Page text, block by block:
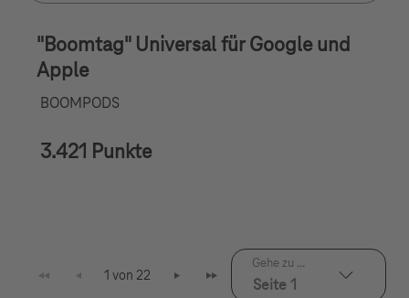
"Boomtag" Universal für Google und
Apple
BOOMPODS
3.421 Punkte
1 von 22
Seite 1
Gehe zu ...